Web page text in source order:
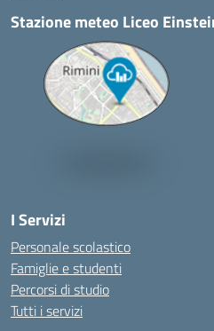
Stazione meteo Liceo
I Servizi
Personale scolastico
Famiglie e studenti
Percorsi di studio
Tutti i servizi